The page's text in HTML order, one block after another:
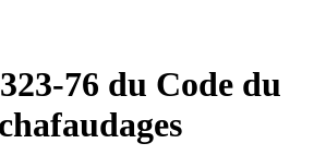
76 du Code du